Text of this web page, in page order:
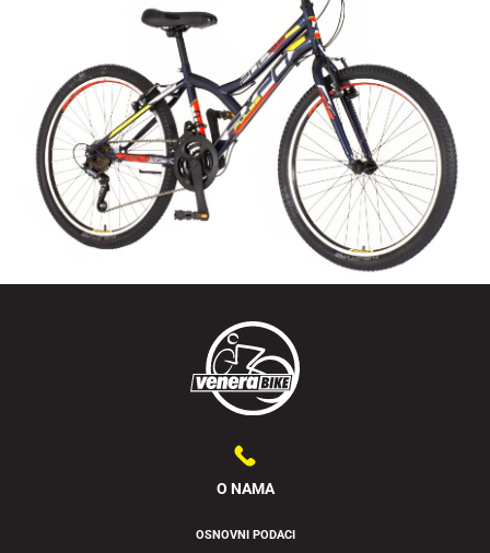
O NAMA
OSNOVNI PODACI